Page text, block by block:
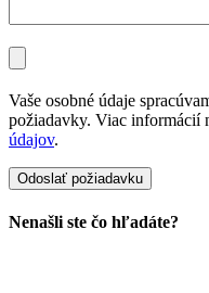
Vaše osobné údaje
požiadavky. Viac informácií
údajov.
Nenašli ste čo hľadáte?